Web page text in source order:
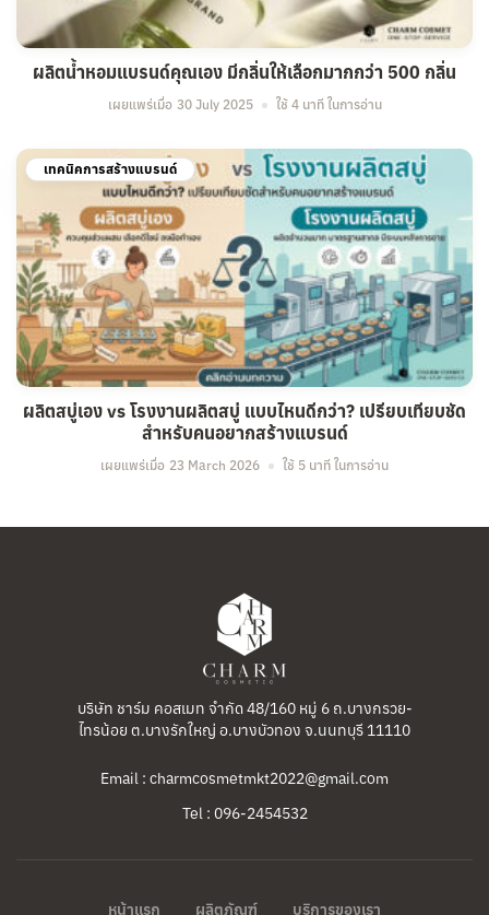
ผลิตน้ำหอมแบรนด์คุณเอง มีกลิ่นให้เลือกมากกว่า 500 กลิ่น
เผยแพร่เมื่อ 30 July 2025 ใช้ 4 นาที ในการอ่าน
เทคนิคการสร้างแบรนด์
ผลิตสบู่เอง vs โรงงานผลิตสบู่ แบบไหนดีกว่า? เปรียบเทียบชัด
สำหรับคนอยากสร้างแบรนด์
เผยแพร่เมื่อ 23 March 2026 ใช้ 5 นาที ในการอ่าน
บริษัท ชาร์ม คอสเมท จำกัด 48/160 หมู่ 6 ถ.บางกรวย-
ไทรน้อย ต.บางรักใหญ่ อ.บางบัวทอง จ.นนทบุรี 11110
Email : charmcosmetmkt2022@gmail.com
Tel : 096-2454532
หน้าแรก ผลิตภัณฑ์ บริการของเรา